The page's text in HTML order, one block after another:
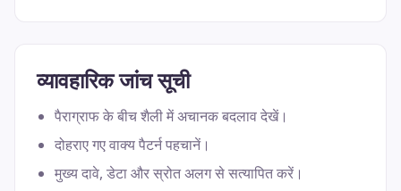
व्यावहारिक जांच सूची
पैराग्राफ के बीच शैली में अचानक बदलाव देखें।
दोहराए गए वाक्य पैटर्न पहचानें।
मुख्य दावे, डेटा और स्रोत अलग से सत्यापित करें।